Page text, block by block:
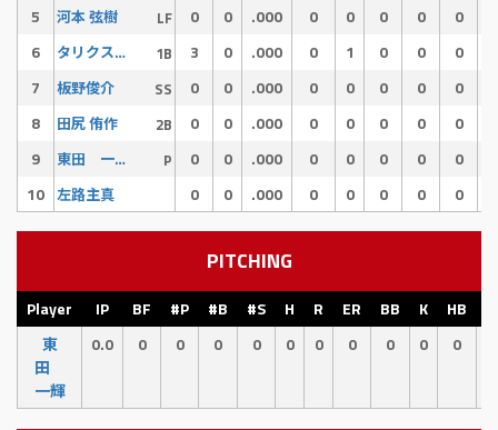
5
河本 弦樹 LF 0 0 .000 0 0 0 0 0
6
タリクスクーバル 1B 3 0 .000 0 1 0 0 0
7
板野俊介 SS 0 0 .000 0 0 0 0 0
8
田尻 侑作 2B 0 0 .000 0 0 0 0 0
9
東田 一輝 P 0 0 .000 0 0 0 0 0
10 左路主真 0 0 .000 0 0 0 0 0
PITCHING
Player IP BF #P #B #S H R ER BB K HB
東
田
一輝
0.0 0 0 0 0 0 0 0 0 0 0